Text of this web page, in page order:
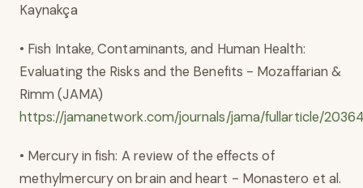
Kaynakça
• Fish Intake, Contaminants, and Human Health:
Evaluating the Risks and the Benefits - Mozaffarian &
Rimm (JAMA)
https://jamanetwork.com/journals/jama/fullarticle/
• Mercury in fish: A review of the effects of
methylmercury on brain and heart - Monastero et al.